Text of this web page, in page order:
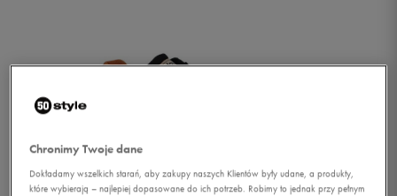
Chronimy Twoje dane
Dokładamy wszelkich starań, aby zakupy naszych Klientów były udane, a produkty,
które wybierają – najlepiej dopasowane do ich potrzeb. Robimy to jednak przy pełnym